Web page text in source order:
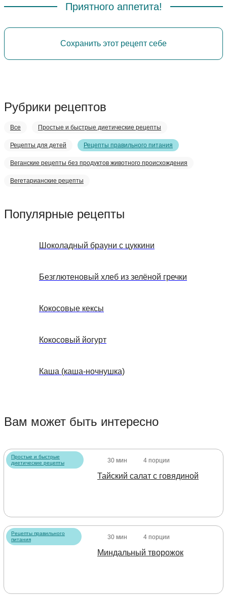
Приятного аппетита!
Сохранить этот рецепт себе
Рубрики рецептов
Все Простые и быстрые диетические рецепты
Рецепты для детей Рецепты правильного питания
Веганские рецепты без продуктов животного происхождения
Вегетарианские рецепты
Популярные рецепты
Шоколадный брауни с цуккини
Безглютеновый хлеб из зелёной гречки
Кокосовые кексы
Кокосовый йогурт
Каша (каша-ночнушка)
Вам может быть интересно
Простые и быстрые
диетические рецепты
30 мин 4 порции
Тайский салат с говядиной
Рецепты правильного
питания
30 мин 4 порции
Миндальный творожок